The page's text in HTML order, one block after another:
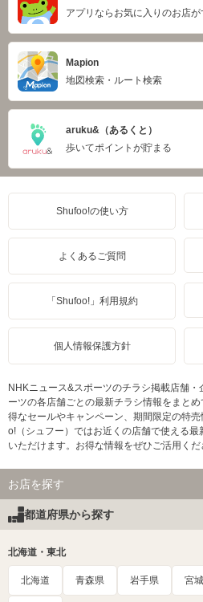
アプリならお気に入りのお店が
Mapion
地図検索・ルート検索
aruku&（あるくと）
歩いてポイントが貯まる
Shufoo!の使い方
よくあるご質問
「Shufoo!」利用規約
個人情報保護方針
NHKニュース&スポーツのチラシ掲載店舗
ーツの各店舗ごとの最新チラシ情報をまと
得なセールやキャンペーン、期間限定の特
o!（シュフー）ではお近くの店舗で使える
いただけます。お得な情報をぜひご活用くだ
お店を探す
都道府県から探す
北海道・東北
北海道 青森県 岩手県 宮